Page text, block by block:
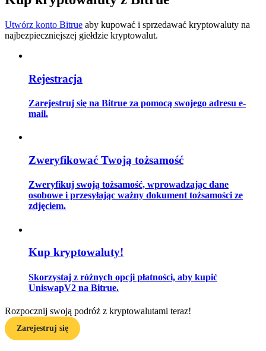
Strategie handlowe
Dowiedz się, jak zachować rentowność
Zarabiać
Utwórz konto Bitrue aby kupować i sprzedawać kryptowaluty na
najbezpieczniejszej giełdzie kryptowalut.
Rejestracja
Zarejestruj się na Bitrue za pomocą swojego adresu e-
mail.
Zweryfikować Twoją tożsamość
Zweryfikuj swoją tożsamość, wprowadzając dane
osobowe i przesyłając ważny dokument tożsamości ze
zdjęciem.
Kup kryptowaluty!
Skorzystaj z różnych opcji płatności, aby kupić
UniswapV2 na Bitrue.
Rozpocznij swoją podróż z kryptowalutami teraz!
Zarejestruj się